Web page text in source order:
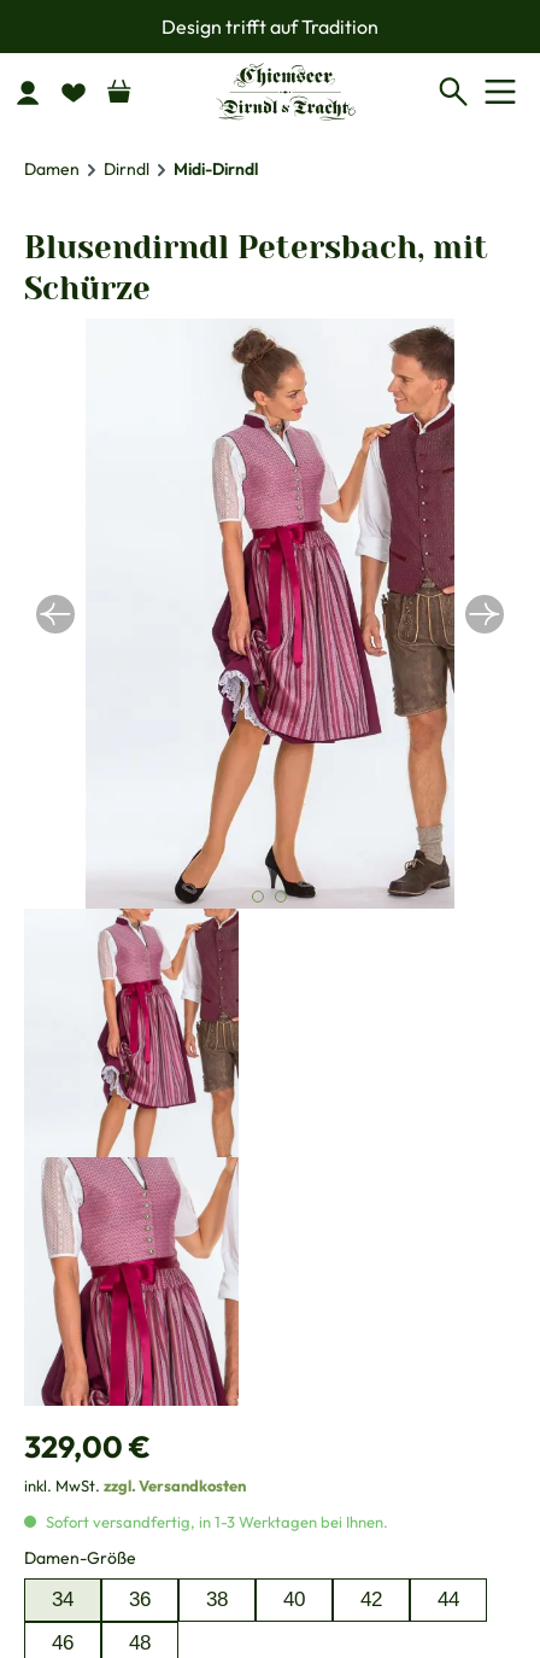
Zum Hauptinhalt springenDesign trifft auf Tradition
Damen Dirndl Midi-Dirndl
Blusendirndl Petersbach, mit
Schürze
Bildergalerie überspringen
Regulärer Preis:
329,00 €
inkl. MwSt. zzgl. Versandkosten
Sofort versandfertig, in 1-3 Werktagen bei Ihnen.
Damen-Größe
34 36 38 40 42
44
46
48